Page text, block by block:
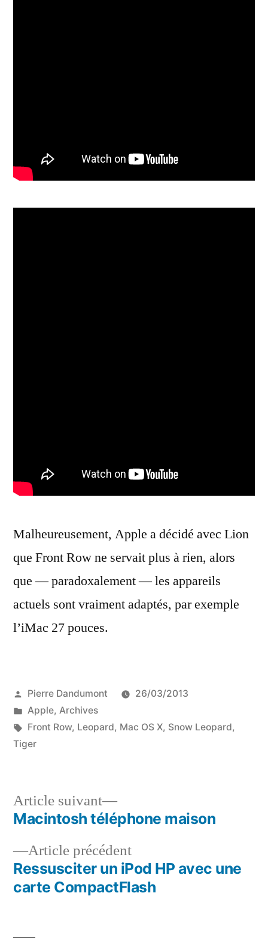
Malheureusement, Apple a décidé avec Lion
que Front Row ne servait plus à rien, alors
que — paradoxalement — les appareils
actuels sont vraiment adaptés, par exemple
l’iMac 27 pouces.
Publié
par
Pierre Dandumont
26/03/2013
Publié
dans
Apple, Archives
Étiquettes :
Front Row, Leopard, Mac OS X, Snow Leopard,
Tiger
Navigation
de
l’article
Article précédentArticle
précédent :
Ressusciter un iPod HP avec une
carte CompactFlash
Article suivant
Article
suivant :
Macintosh téléphone maison